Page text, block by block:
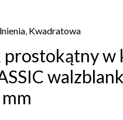
, Kwadratowa
prostokątny w